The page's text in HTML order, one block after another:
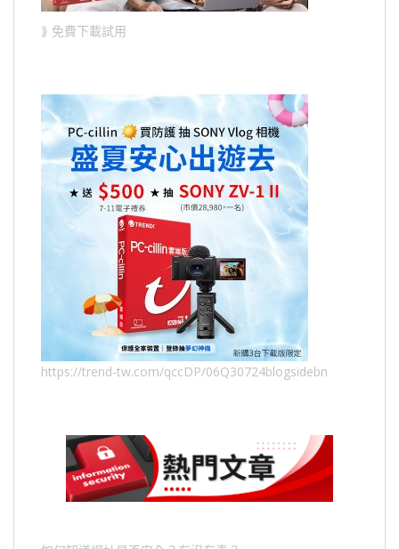
⟫ 免費下載試用
https://trend-tw.com/qccDP/06Q30724blogsidebn